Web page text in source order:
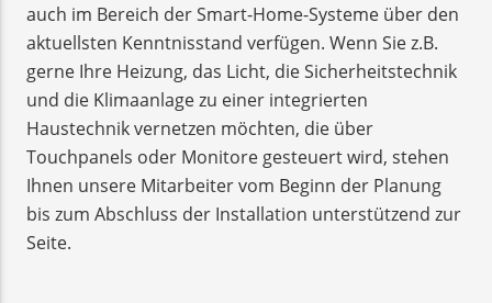
auch im Bereich der Smart-Home-Systeme über den
aktuellsten Kenntnisstand verfügen. Wenn Sie z.B.
gerne Ihre Heizung, das Licht, die Sicherheitstechnik
und die Klimaanlage zu einer integrierten
Haustechnik vernetzen möchten, die über
Touchpanels oder Monitore gesteuert wird, stehen
Ihnen unsere Mitarbeiter vom Beginn der Planung
bis zum Abschluss der Installation unterstützend zur
Seite.